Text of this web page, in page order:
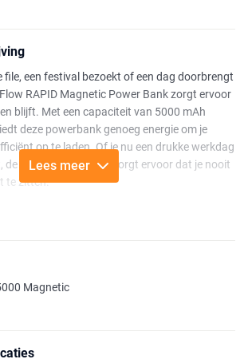
file, een festival bezoekt of een dag doorbrengt
RAPID Magnetic Power Bank zorgt ervoor
blijft. Met een capaciteit van 5000 mAh
deze powerbank genoeg energie om je
op te laden. Of je nu een drukke werkdag
de RAPID powerbank zorgt ervoor dat je nooit
te zitten.
ontwerp zorgt ervoor dat je eenvoudig je
oplaadt, zonder kabels die in de weg
is voor momenten waarop je snel weer
Lees meer
Magnetic